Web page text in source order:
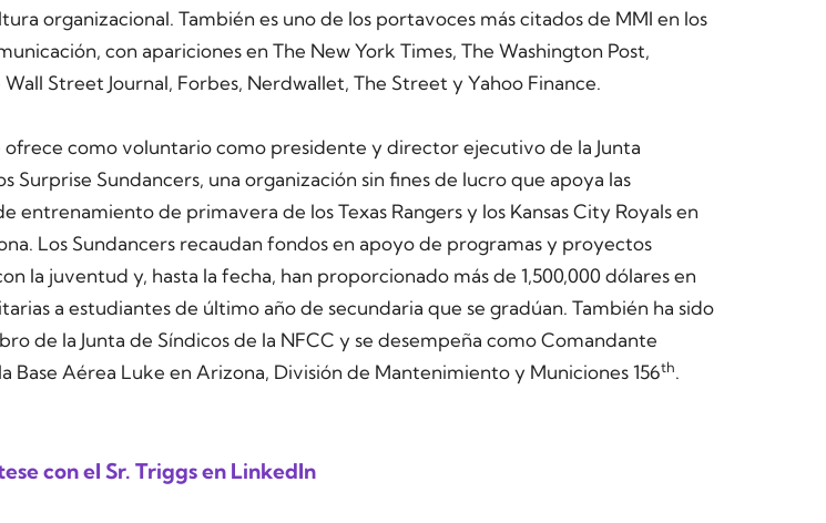
organizacional. También es uno de los portavoces más citados de MMI en los
con apariciones en The New York Times, The Washington Post,
Street Journal, Forbes, Nerdwallet, The Street y Yahoo Finance.
ofrece como voluntario como presidente y director ejecutivo de la Junta
Surprise Sundancers, una organización sin fines de lucro que apoya las
entrenamiento de primavera de los Texas Rangers y los Kansas City Royals en
Los Sundancers recaudan fondos en apoyo de programas y proyectos
la juventud y, hasta la fecha, han proporcionado más de 1,500,000 dólares en
a estudiantes de último año de secundaria que se gradúan. También ha sido
de la Junta de Síndicos de la NFCC y se desempeña como Comandante
Base Aérea Luke en Arizona, División de Mantenimiento y Municiones 156th.
con el Sr. Triggs en LinkedIn